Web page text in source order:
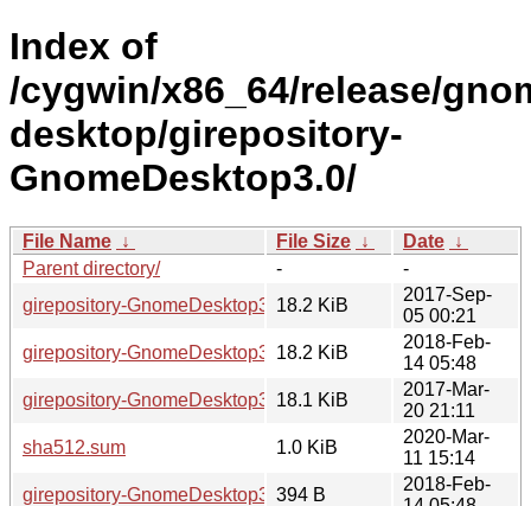
Index of
/cygwin/x86_64/release/
desktop/girepository-
GnomeDesktop3.0/
File Name ↓ File Size ↓ Date ↓
Parent directory/
-
-
girepository-GnomeDesktop3.0-3.24.2-1.tar.xz
18.2 KiB
2017-Sep-
05 00:21
girepository-GnomeDesktop3.0-3.26.2-1.tar.xz
18.2 KiB
2018-Feb-
14 05:48
girepository-GnomeDesktop3.0-3.22.2-1.tar.xz
18.1 KiB
2017-Mar-
20 21:11
sha512.sum
1.0 KiB
2020-Mar-
11 15:14
girepository-GnomeDesktop3.0-3.26.2-1.hint
394 B
2018-Feb-